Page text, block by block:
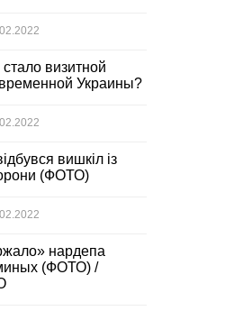
визитной
Украины?
вишкіл із
(ФОТО)
нардепа
(ФОТО) /